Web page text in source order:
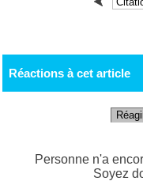
Réactions à cet article
Personne n'a
Soyez